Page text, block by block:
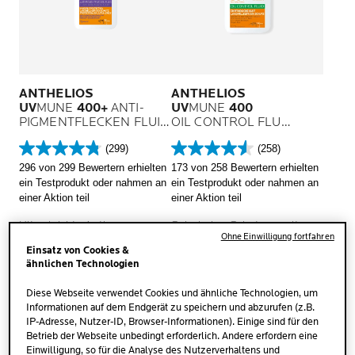
ANTHELIOS
UVMUNE 400+ ANTI-
PIGMENTFLECKEN FLUID
LSF 50+
(299)
4.8
von
5
Sternen.
296 von 299 Bewertern erhielten
ein Testprodukt oder nahmen an
einer Aktion teil
Ultra-leichte Anti-
Sonnencreme mit Schutz vor
ultra-langen UVA-Strahlen
JETZT KAUFEN
ANTHELIOS
UVMUNE 400
OIL CONTROL FLUID
LSF 50+
(258)
4.6
von
5
Sternen.
Bewertungen
173 von 258 Bewertern erhielten
ein Testprodukt oder nahmen an
einer Aktion teil
Sehr hoher Schutz vor ultra-
langen UVA-Strahlen.
BESTSELLER BESTSELLER
Einsatz von Cookies &
ähnlichen Technologien
Diese Webseite verwendet Cookies und ähnliche Technologien, um
Informationen auf dem Endgerät zu speichern und abzurufen (z.B.
IP-Adresse, Nutzer-ID, Browser-Informationen). Einige sind für den
Betrieb der Webseite unbedingt erforderlich. Andere erfordern eine
Einwilligung, so für die Analyse des Nutzerverhaltens und
Ohne Einwilligung fortfahren